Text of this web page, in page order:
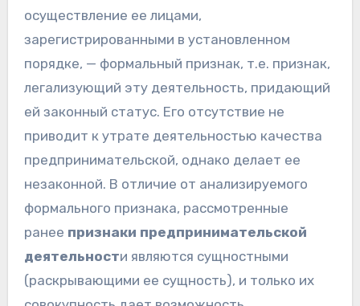
осуществление ее лицами,
зарегистрированными в установленном
порядке, — формальный признак, т.е. признак,
легализующий эту деятельность, придающий
ей законный статус. Его отсутствие не
приводит к утрате деятельностью качества
предпринимательской, однако делает ее
незаконной. В отличие от анализируемого
формального признака, рассмотренные
ранее признаки предпринимательской
деятельности являются сущностными
(раскрывающими ее сущность), и только их